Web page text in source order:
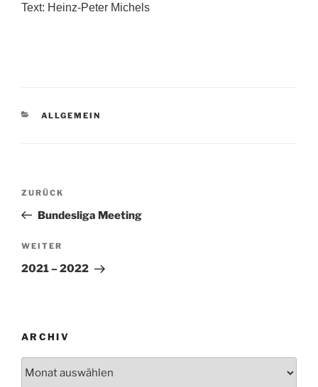
Text: Heinz-Peter Michels
KATEGORIEN
ALLGEMEIN
Beitragsnavigation
Vorheriger
Beitrag
ZURÜCK
Bundesliga Meeting
Nächster
Beitrag
WEITER
2021 – 2022
ARCHIV